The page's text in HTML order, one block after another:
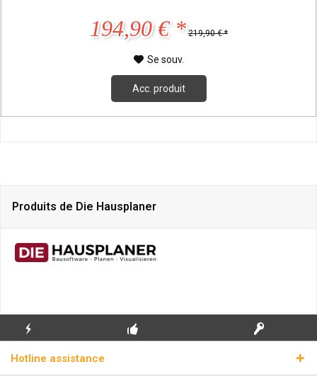
194,90 € * 219,90 € *
Se souv.
Acc. produit
Produits de Die Hausplaner
ÉCLAIR
Hotline assistance